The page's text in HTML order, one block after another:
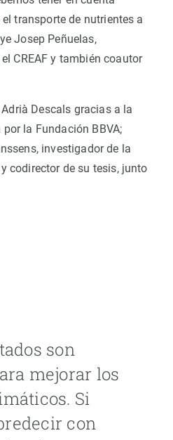
transporte de nutrientes a
Josep Peñuelas,
CREAF y también coautor
Descals gracias a la
la Fundación BBVA;
investigador de la
codirector de su tesis, junto
son
mejorar los
Si
con